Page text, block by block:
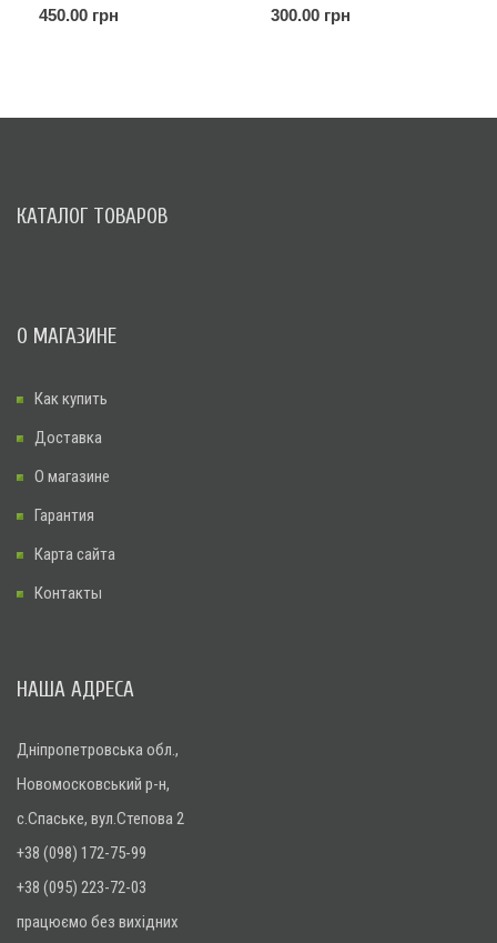
60
450.00 грн
d-20
300.00 грн
КАТАЛОГ ТОВАРОВ
О МАГАЗИНЕ
Как купить
Доставка
О магазине
Гарантия
Карта сайта
Контакты
НАША АДРЕСА
Дніпропетровська обл.,
Новомосковський р-н,
с.Спаське, вул.Степова 2
+38 (098) 172-75-99
+38 (095) 223-72-03
працюємо без вихідних